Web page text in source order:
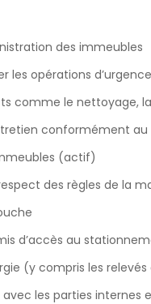
des immeubles
les opérations
comme le nettoyage,
conformément
(actif)
des règles de la
d’accès au
(y compris les
avec les parties